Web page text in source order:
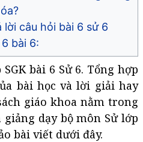
câu hỏi bài 6 sử 6
bài 6:
bài 6 Sử 6. Tổng hợp
bài học và lời giải hay
giáo khoa nằm trong
dạy bộ môn Sử lớp
bài viết dưới đây.